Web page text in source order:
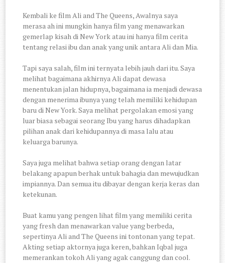
Kembali ke film Ali and The Queens, Awalnya saya
merasa ah ini mungkin hanya film yang menawarkan
gemerlap kisah di New York atau ini hanya film cerita
tentang relasi ibu dan anak yang unik antara Ali dan Mia.
Tapi saya salah, film ini ternyata lebih jauh dari itu. Saya
melihat bagaimana akhirnya Ali dapat dewasa
menentukan jalan hidupnya, bagaimana ia menjadi dewasa
dengan menerima ibunya yang telah memiliki kehidupan
baru di New York. Saya melihat pergolakan emosi yang
luar biasa sebagai seorang Ibu yang harus dihadapkan
pilihan anak dari kehidupannya di masa lalu atau
keluarga barunya.
Saya juga melihat bahwa setiap orang dengan latar
belakang apapun berhak untuk bahagia dan mewujudkan
impiannya. Dan semua itu dibayar dengan kerja keras dan
ketekunan.
Buat kamu yang pengen lihat film yang memiliki cerita
yang fresh dan menawarkan value yang berbeda,
sepertinya Ali and The Queens ini tontonan yang tepat.
Akting setiap aktornya juga keren, bahkan Iqbal juga
memerankan tokoh Ali yang agak canggung dan cool.